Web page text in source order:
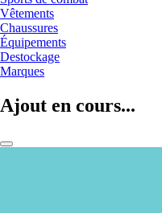
Vêtements
Chaussures
Équipements
Destockage
Marques
Ajout en cours...